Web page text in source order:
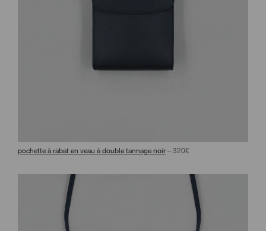
pochette à rabat en veau à double tannage noir – 320€